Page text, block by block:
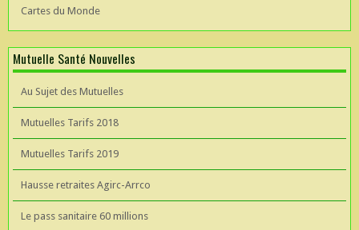
Cartes du Monde
Mutuelle Santé Nouvelles
Au Sujet des Mutuelles
Mutuelles Tarifs 2018
Mutuelles Tarifs 2019
Hausse retraites Agirc-Arrco
Le pass sanitaire 60 millions